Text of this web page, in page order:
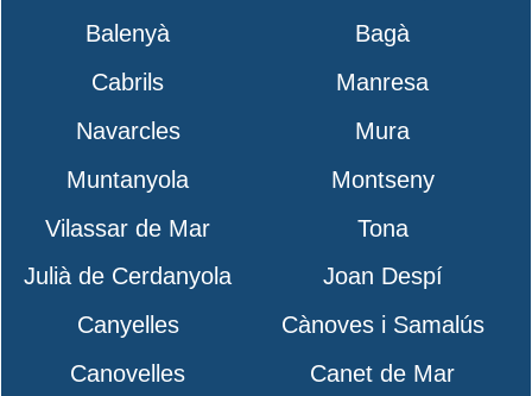
Balenyà
Bagà
Cabrils
Manresa
Navarcles
Mura
Muntanyola
Montseny
Vilassar de Mar
Tona
Julià de Cerdanyola
Joan Despí
Canyelles
Cànoves i Samalús
Canovelles
Canet de Mar